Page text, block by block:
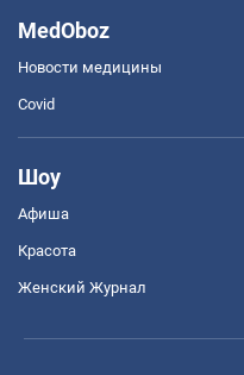
MedOboz
Новости медицины
Covid
Шоу
Афиша
Красота
Женский Журнал